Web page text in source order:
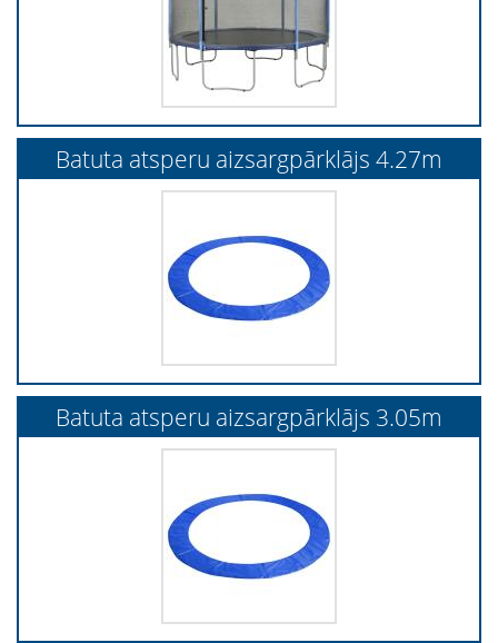
Batuta atsperu aizsargpārklājs 4.27m
Batuta atsperu aizsargpārklājs 3.05m